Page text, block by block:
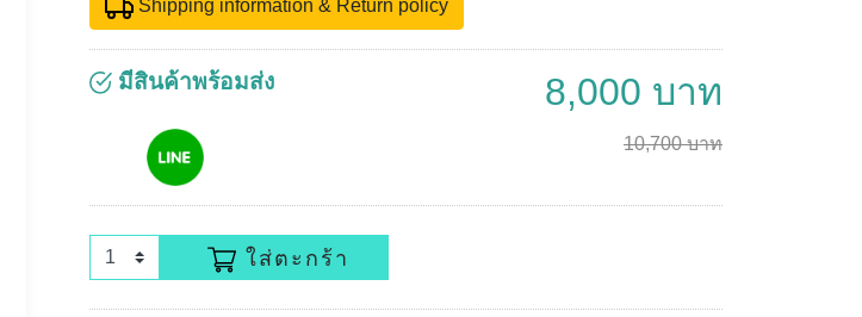
Shipping information & Return policy
มีสินค้าพร้อมส่ง 8,000 บาท
10,700 บาท
ใส่ตะกร้า